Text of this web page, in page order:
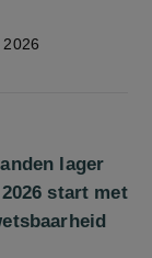
2026
lager
start met